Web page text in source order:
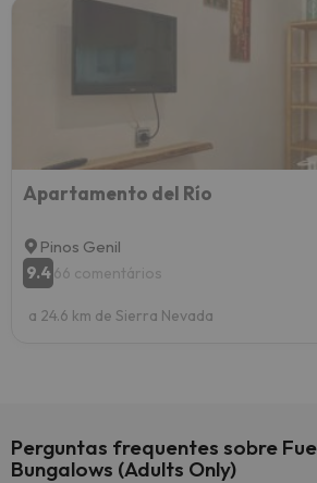
Apartamento del Río
Pinos Genil
9.466 comentários
a 24.6 km de Sierra Nevada
Perguntas frequentes sobre
Bungalows (Adults Only)